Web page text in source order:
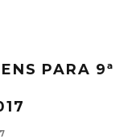
PARA 9ª